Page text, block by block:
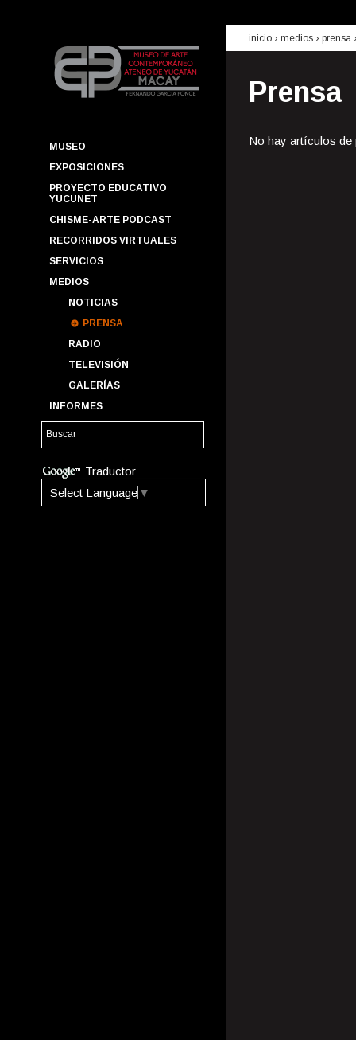
MUSEO
EXPOSICIONES
PROYECTO EDUCATIVO
YUCUNET
CHISME-ARTE PODCAST
RECORRIDOS VIRTUALES
SERVICIOS
MEDIOS
NOTICIAS
PRENSA
RADIO
TELEVISIÓN
GALERÍAS
INFORMES
Traductor
Select Language ▼
inicio › medios › prensa
Prensa
No hay artículos de